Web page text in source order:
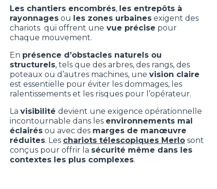
Les chantiers encombrés, les entrepôts à
rayonnages ou les zones urbaines exigent des
chariots qui offrent une vue précise pour
chaque mouvement.
En présence d’obstacles naturels ou
structurels, tels que des arbres, des rangs, des
poteaux ou d’autres machines, une vision claire
est essentielle pour éviter les dommages, les
ralentissements et les risques pour l’opérateur.
La visibilité devient une exigence opérationnelle
incontournable dans les environnements mal
éclairés ou avec des marges de manœuvre
réduites. Les chariots télescopiques Merlo sont
conçus pour offrir la sécurité même dans les
contextes les plus complexes.